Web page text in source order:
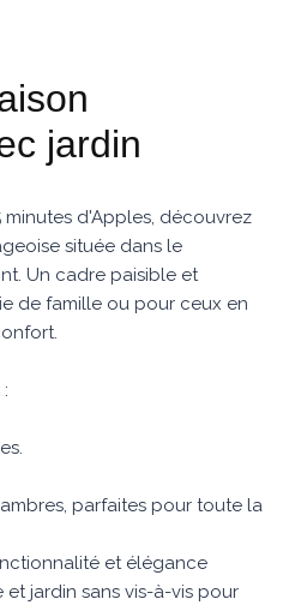
jardin
minutes d'Apples, découvrez
située dans le
Un cadre paisible et
de famille ou pour ceux en
parfaites pour toute la
et élégance
et jardin sans vis-à-vis pour